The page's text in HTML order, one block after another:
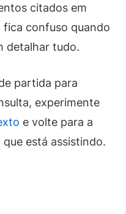
citados em
fica confuso quando
detalhar tudo.
partida para
experimente
e volte para a
está assistindo.